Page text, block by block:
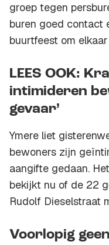
groep tegen
buren goed contact
buurtfeest om
LEES OOK:
intimideren
gevaar’
Ymere liet
bewoners zijn
aangifte gedaan.
bekijkt nu of de 22
Rudolf Dieselstraat
Voorlopig geen